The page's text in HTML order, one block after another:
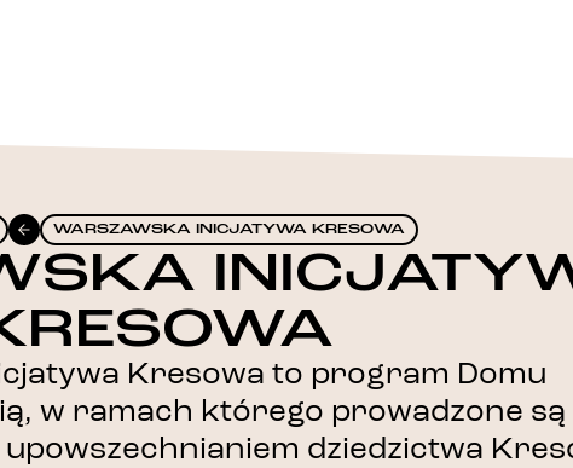
WARSZAWSKA INICJATYWA KRESOWA
Kresowa to program Domu
w ramach którego prowadzone są
upowszechnianiem dziedzictwa